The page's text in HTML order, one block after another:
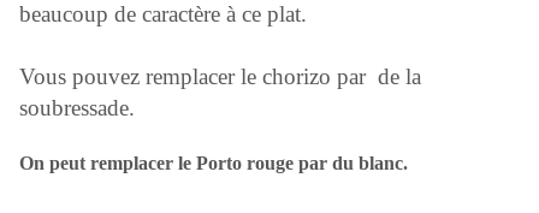
beaucoup de caractère à ce plat.
Vous pouvez remplacer le chorizo par de la
soubressade.
On peut remplacer le Porto rouge par du blanc.